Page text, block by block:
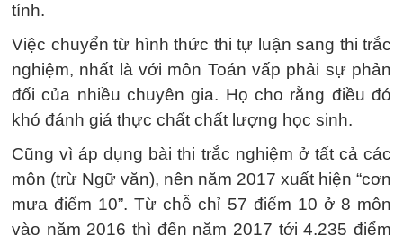
tính.
Việc chuyển từ hình thức thi tự luận sang thi trắc
nghiệm, nhất là với môn Toán vấp phải sự phản
đối của nhiều chuyên gia. Họ cho rằng điều đó
khó đánh giá thực chất chất lượng học sinh.
Cũng vì áp dụng bài thi trắc nghiệm ở tất cả các
môn (trừ Ngữ văn), nên năm 2017 xuất hiện “cơn
mưa điểm 10”. Từ chỗ chỉ 57 điểm 10 ở 8 môn
vào năm 2016 thì đến năm 2017 tới 4.235 điểm